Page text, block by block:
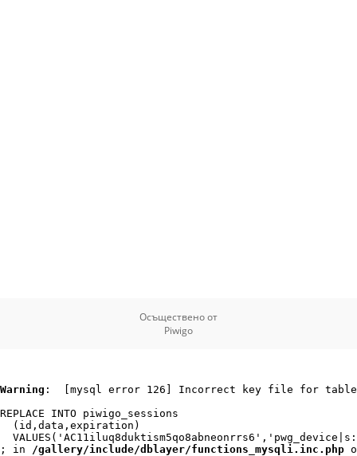
Осъществено от
Piwigo
Warning :  [mysql error 126] Incorrect key file for
REPLACE INTO piwigo_sessions
  (id,data,expiration)
; in /gallery/include/dblayer/functions_mysqli.inc.php